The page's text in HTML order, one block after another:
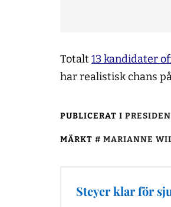
Totalt 13 kandidater
har realistisk chans
PUBLICERAT I
MÄRKT MARIANNE
Steyer klar för